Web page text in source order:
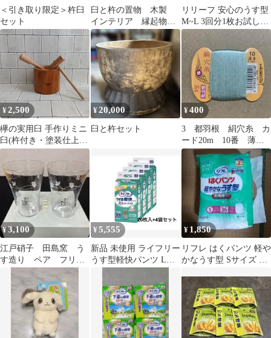
＜引き取り限定＞杵臼
セット
臼と杵の置物 木製
インテリア 縁起物
土産品
リリーフ 安心のうす型
M~L 3回分1枚お試し用
2枚セット
¥2,500
欅の実用臼 手作りミニ
臼(杵付き・塗装仕上
げ・ストレート型)
¥20,000
臼と杵セット
¥400
3 都羽根 絹穴糸 カ
ード20m 10番 薄青
(うすあお)
¥3,100
江戸硝子 田島窯 う
す造り ペア フリー
¥5,555
新品 未使用 ライフリー
うす型軽快パンツ Lサ
¥ 1,850
リフレ はくパンツ 軽や
かなうす型 Sサイズ 36